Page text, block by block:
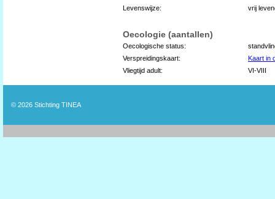
Levenswijze:
vrij
Oecologie (aantallen)
Oecologische status:
Verspreidingskaart:
Kaart in
Vliegtijd adult:
VI-VIII
© 2026 Stichting TINEA